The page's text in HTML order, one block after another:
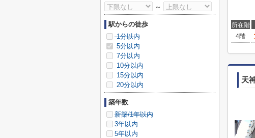
所在階
4階
天
～
駅からの徒歩
1分以内
5分以内
7分以内
10分以内
15分以内
20分以内
築年数
新築/1年以内
3年以内
5年以内